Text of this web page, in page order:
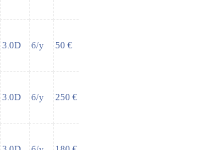
3.0D б/у 50 €
3.0D б/у 250 €